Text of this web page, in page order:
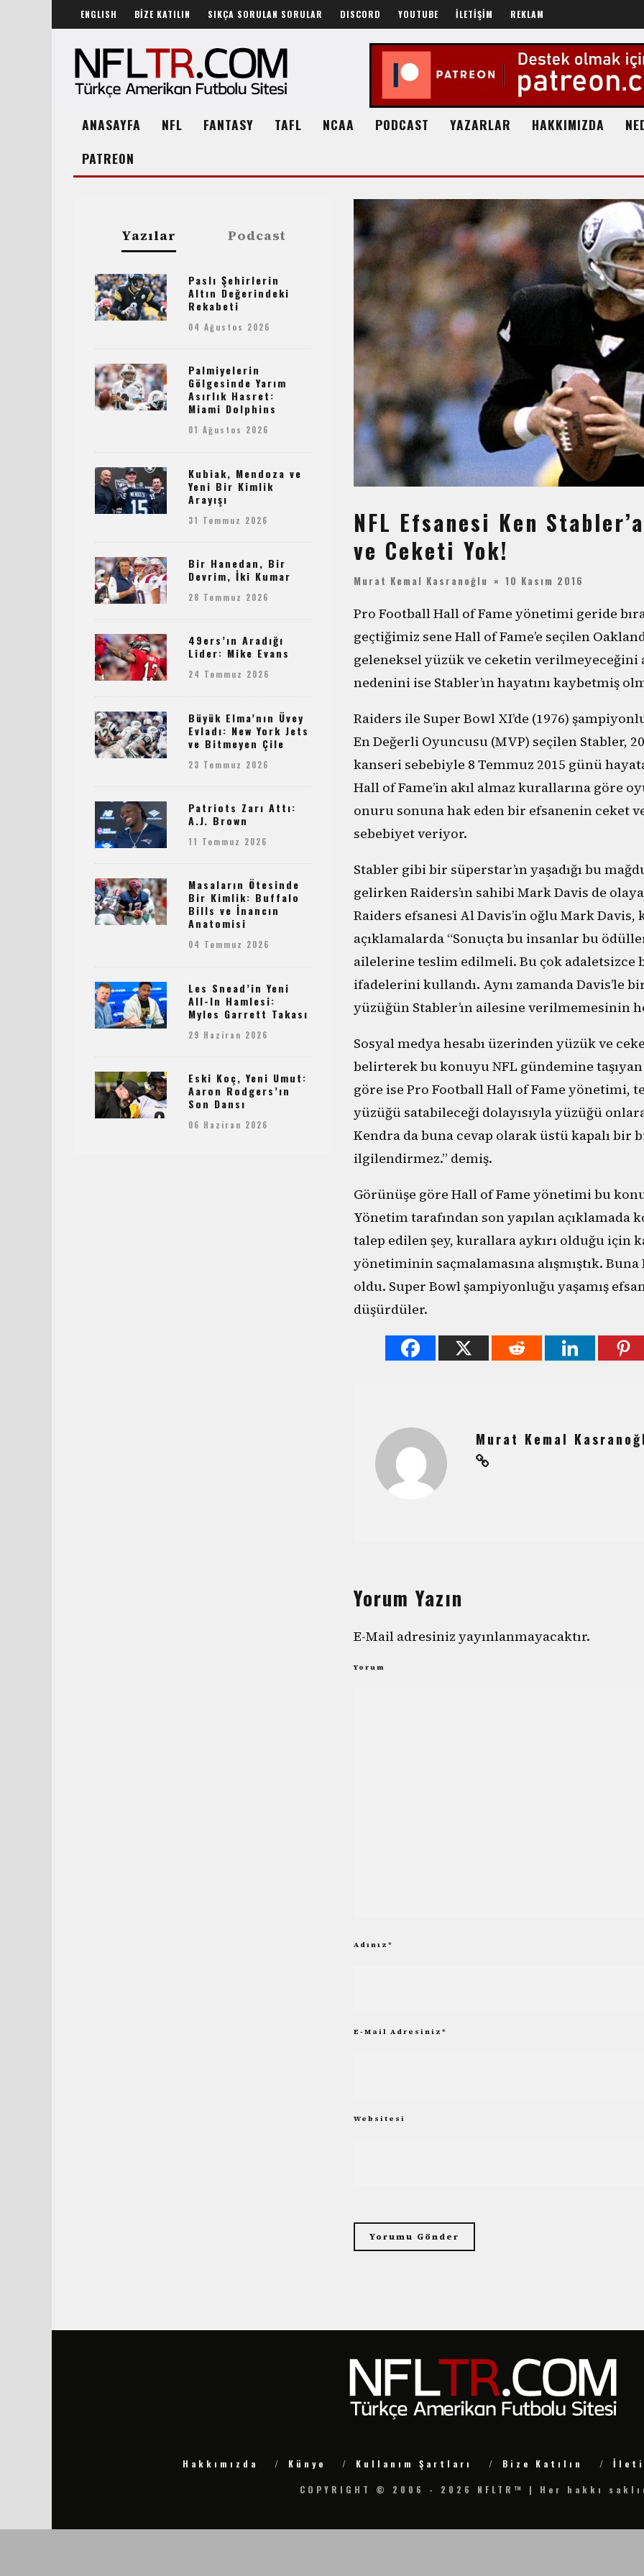
ENGLISH BİZE KATILIN SIKÇA SORULAN SORULAR DISCORD YOUTUBE İLETİŞİM REKLAM
ANASAYFA NFL FANTASY TAFL NCAA PODCAST YAZARLAR HAKKIMIZDA
PATREON
NFL Efsanesi Ken
ve Ceketi Yok!
Murat Kemal Kasranoğlu 10 Kasım 2016
Pro Football Hall of Fame yönetimi geride
geçtiğimiz sene Hall of Fame’e seçilen
geleneksel yüzük ve ceketin verilmeyeceğini
nedenini ise Stabler’ın hayatını kaybetmiş
Raiders ile Super Bowl XI’de (1976)
En Değerli Oyuncusu (MVP) seçilen Stabler,
kanseri sebebiyle 8 Temmuz 2015 günü
Hall of Fame’in akıl almaz kurallarına göre
onuru sonuna hak eden bir efsanenin ceket
sebebiyet veriyor.
Stabler gibi bir süperstar’ın yaşadığı bu
gelirken Raiders’ın sahibi Mark Davis de
Raiders efsanesi Al Davis’in oğlu Mark Davis,
açıklamalarda “Sonuçta bu insanlar bu
ailelerine teslim edilmeli. Bu çok adaletsizce
ifadelerini kullandı. Aynı zamanda Davis’le
yüzüğün Stabler’ın ailesine verilmemesinin
Sosyal medya hesabı üzerinden yüzük ve
belirterek bu konuyu NFL gündemine taşıyan
göre ise Pro Football Hall of Fame yönetimi,
yüzüğü satabileceği dolayısıyla yüzüğü
Kendra da buna cevap olarak üstü kapalı bir
ilgilendirmez.” demiş.
Görünüşe göre Hall of Fame yönetimi bu
Yönetim tarafından son yapılan açıklamada
talep edilen şey, kurallara aykırı olduğu için
yönetiminin saçmalamasına alışmıştık.
oldu. Super Bowl şampiyonluğu yaşamış
düşürdüler.
Murat Kemal
Yorum Yazın
E-Mail adresiniz yayınlanmayacaktır.
Yorum
Adınız *
E-Mail Adresiniz *
Websitesi
Yazılar Podcast
Paslı Şehirlerin
Altın Değerindeki
Rekabeti
04 Ağustos 2026
Palmiyelerin
Gölgesinde Yarım
Asırlık Hasret:
Miami Dolphins
01 Ağustos 2026
Kubiak, Mendoza ve
Yeni Bir Kimlik
Arayışı
31 Temmuz 2026
Bir Hanedan, Bir
Devrim, İki Kumar
28 Temmuz 2026
49ers’ın Aradığı
Lider: Mike Evans
24 Temmuz 2026
Büyük Elma’nın Üvey
Evladı: New York Jets
ve Bitmeyen Çile
23 Temmuz 2026
Patriots Zarı Attı:
A.J. Brown
11 Temmuz 2026
Masaların Ötesinde
Bir Kimlik: Buffalo
Bills ve İnancın
Anatomisi
04 Temmuz 2026
Les Snead’in Yeni
All-In Hamlesi:
Myles Garrett Takası
29 Haziran 2026
Eski Koç, Yeni Umut:
Aaron Rodgers’ın
Son Dansı
06 Haziran 2026
Hakkımızda Künye Kullanım Şartları Bize Katılın
COPYRIGHT © 2006 - 2026 NFLTR™ | Her hakkı